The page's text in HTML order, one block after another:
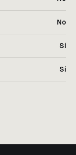
No
Sí
Sí